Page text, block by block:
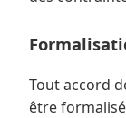
Tout accord
être